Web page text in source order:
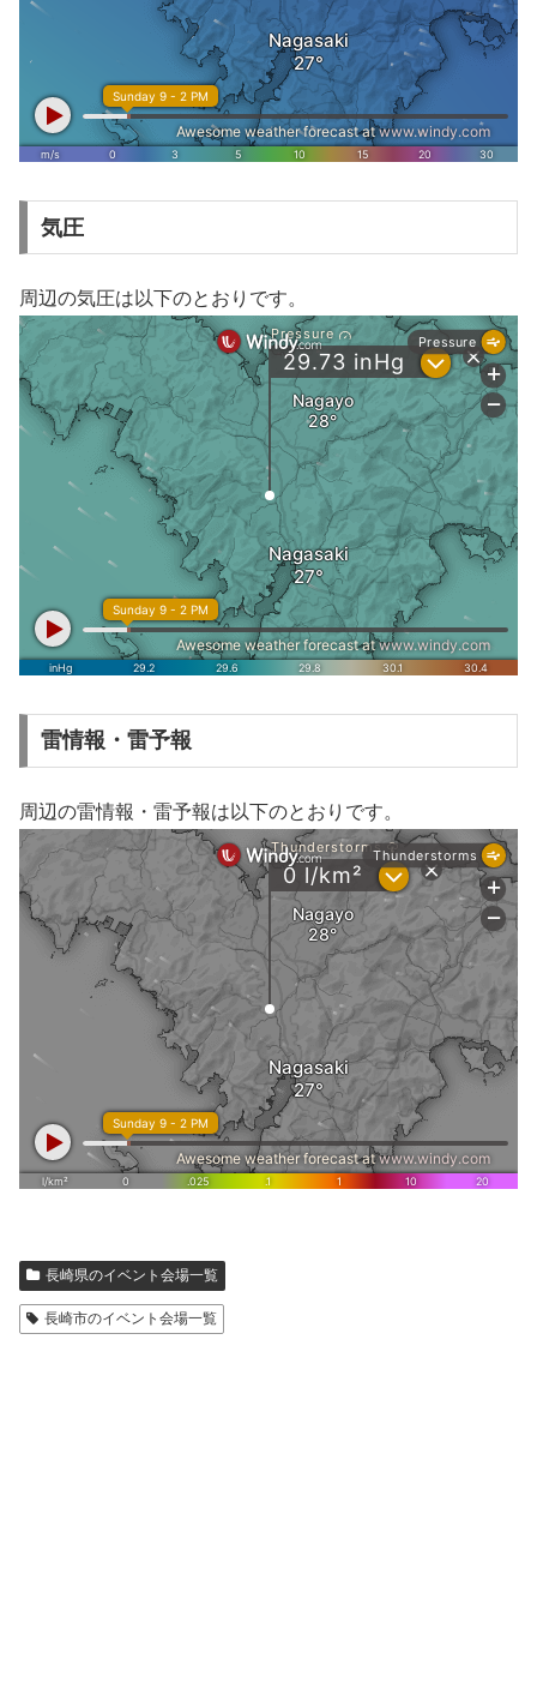
気圧
周辺の気圧は以下のとおりです。
雷情報・雷予報
周辺の雷情報・雷予報は以下のとおりです。
長崎県のイベント会場一覧
長崎市のイベント会場一覧